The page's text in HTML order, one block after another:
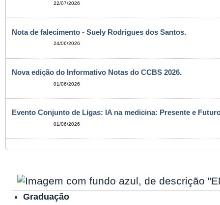
22/07/2026
Nota de falecimento - Suely Rodrigues dos Santos.
24/06/2026
Nova edição do Informativo Notas do CCBS 2026.
01/06/2026
Evento Conjunto de Ligas: IA na medicina: Presente e
01/06/2026
Graduação